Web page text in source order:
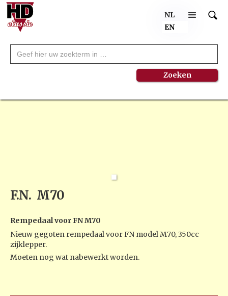
NL
EN
F.N. M70
Rempedaal voor FN M70
Nieuw gegoten rempedaal voor FN model M70, 350cc
zijklepper.
Moeten nog wat nabewerkt worden.